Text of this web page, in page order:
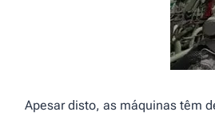
Apesar disto, as máquinas têm